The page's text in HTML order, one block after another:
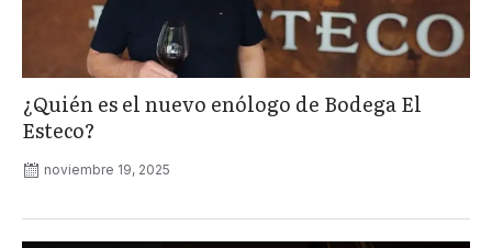
¿Quién es el nuevo enólogo de Bodega El
Esteco?
noviembre 19, 2025